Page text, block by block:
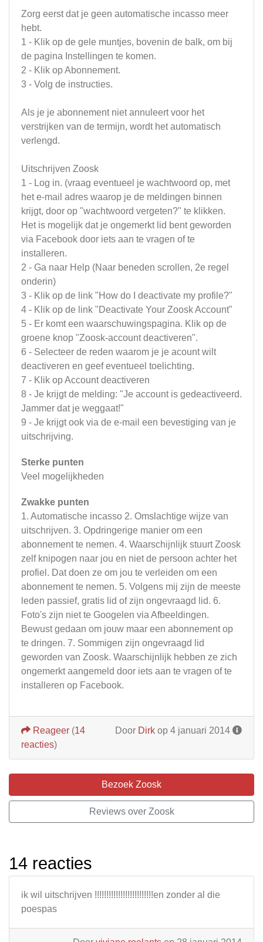
Zorg eerst dat je geen automatische incasso meer
hebt.
1 - Klik op de gele muntjes, bovenin de balk, om bij
de pagina Instellingen te komen.
2 - Klik op Abonnement.
3 - Volg de instructies.
Als je je abonnement niet annuleert voor het
verstrijken van de termijn, wordt het automatisch
verlengd.
Uitschrijven Zoosk
1 - Log in. (vraag eventueel je wachtwoord op, met
het e-mail adres waarop je de meldingen binnen
krijgt, door op "wachtwoord vergeten?" te klikken.
Het is mogelijk dat je ongemerkt lid bent geworden
via Facebook door iets aan te vragen of te
installeren.
2 - Ga naar Help (Naar beneden scrollen, 2e regel
onderin)
3 - Klik op de link "How do I deactivate my profile?"
4 - Klik op de link "Deactivate Your Zoosk Account"
5 - Er komt een waarschuwingspagina. Klik op de
groene knop "Zoosk-account deactiveren".
6 - Selecteer de reden waarom je je acount wilt
deactiveren en geef eventueel toelichting.
7 - Klik op Account deactiveren
8 - Je krijgt de melding: "Je account is gedeactiveerd.
Jammer dat je weggaat!"
9 - Je krijgt ook via de e-mail een bevestiging van je
uitschrijving.
Sterke punten
Veel mogelijkheden
Zwakke punten
1. Automatische incasso 2. Omslachtige wijze van
uitschrijven. 3. Opdringerige manier om een
abonnement te nemen. 4. Waarschijnlijk stuurt Zoosk
zelf knipogen naar jou en niet de persoon achter het
profiel. Dat doen ze om jou te verleiden om een
abonnement te nemen. 5. Volgens mij zijn de meeste
leden passief, gratis lid of zijn ongevraagd lid. 6.
Foto's zijn niet te Googelen via Afbeeldingen.
Bewust gedaan om jouw maar een abonnement op
te dringen. 7. Sommigen zijn ongevraagd lid
geworden van Zoosk. Waarschijnlijk hebben ze zich
ongemerkt aangemeld door iets aan te vragen of te
installeren op Facebook.
Door Dirk op 4 januari 2014
Reageer (14
reacties)
Bezoek Zoosk
Reviews over Zoosk
14 reacties
ik wil uitschrijven !!!!!!!!!!!!!!!!!!!!!!!!!en zonder al die
poespas